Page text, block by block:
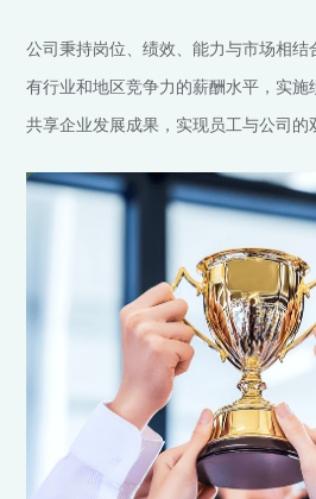
公司秉持岗位、绩效、能力与市场相结
有行业和地区竞争力的薪酬水平，实施
共享企业发展成果，实现员工与公司的